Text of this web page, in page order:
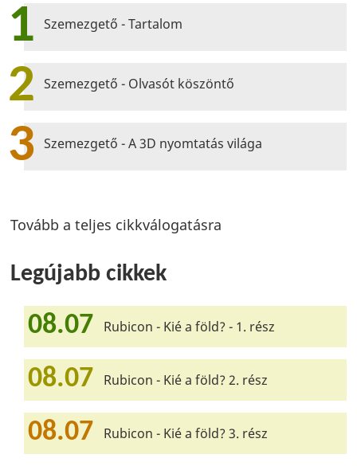
1 Szemezgető - Tartalom
2 Szemezgető - Olvasót köszöntő
3 Szemezgető - A 3D nyomtatás világa
Tovább a teljes cikkválogatásra
Legújabb cikkek
08.07 Rubicon - Kié a föld? - 1. rész
08.07 Rubicon - Kié a föld? 2. rész
08.07 Rubicon - Kié a föld? 3. rész